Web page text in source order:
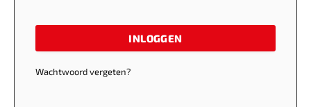
INLOGGEN
Wachtwoord vergeten?